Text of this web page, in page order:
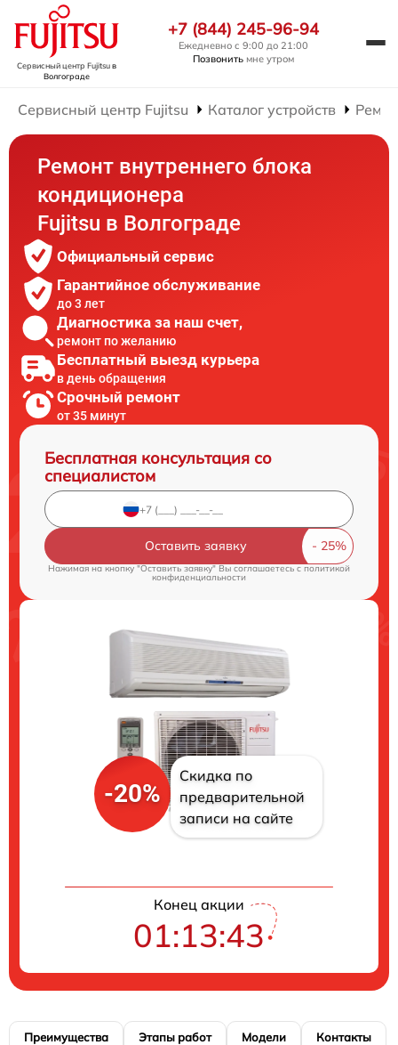
Сервисный центр Fujitsuв
Волгограде
+7 (844) 245-96-94
Ежедневно с 9:00 до 21:00
Позвонить мне утром
Сервисный центр Fujitsu Каталог устройств
Ремонт внутреннего блока
кондиционера
Fujitsu в Волгограде
Официальный сервис
Гарантийное обслуживание
до 3 лет
Диагностика за наш счет,
ремонт по желанию
Бесплатный выезд курьера
в день обращения
Срочный ремонт
от 35 минут
Бесплатная консультация со
специалистом
Оставить заявку
Нажимая на кнопку "Оставить заявку" Вы соглашаетесь cполитикой
конфиденциальности
-20%
Скидка по
предварительной
записи на сайте
Конец акции
01:13:42
Преимущества Этапы работ Модели Контакты